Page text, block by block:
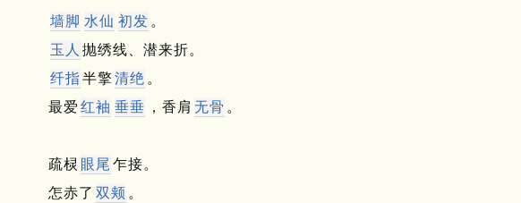
墙脚 水仙 初发 。
玉人 抛绣线、潜来折。
纤指 半擎 清绝 。
最爱 红袖 垂垂 ，香肩 无骨 。
疏棂 眼尾 乍接。
怎赤了 双颊 。